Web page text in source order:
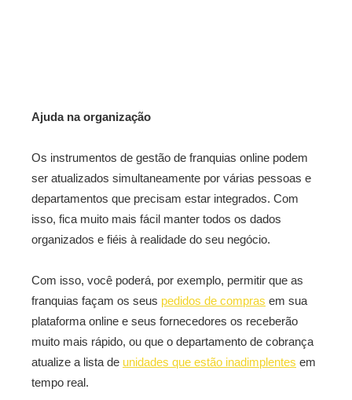
Ajuda na organização
Os instrumentos de gestão de franquias online podem
ser atualizados simultaneamente por várias pessoas e
departamentos que precisam estar integrados. Com
isso, fica muito mais fácil manter todos os dados
organizados e fiéis à realidade do seu negócio.
Com isso, você poderá, por exemplo, permitir que as
franquias façam os seus pedidos de compras em sua
plataforma online e seus fornecedores os receberão
muito mais rápido, ou que o departamento de cobrança
atualize a lista de unidades que estão inadimplentes em
tempo real.